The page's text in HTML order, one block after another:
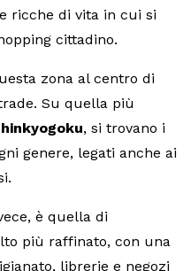
ricche di vita in cui si
cittadino.
zona al centro di
Su quella più
, si trovano i
genere, legati anche ai
è quella di
più raffinato, con una
librerie e negozi